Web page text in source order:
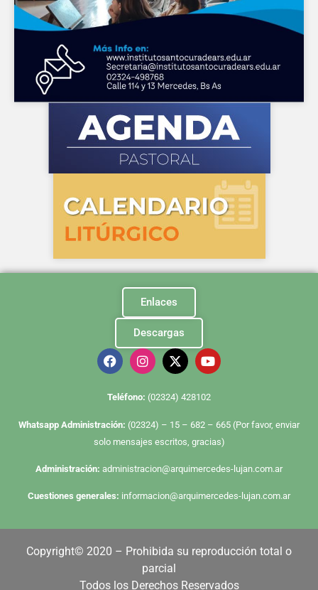
Enlaces
Descargas
Te léfono: (02324) 428102
Whatsapp Administración: (02324) – 15 – 682 – 665 (Por favor, enviar
solo mensajes escritos, gracias)
Administración: administracion@arquimercedes-lujan.com.ar
Cuestiones generales: informacion@arquimercedes-lujan.com.ar
Copyright© 2020 – Prohibida su reproducción total o
parcial
Todos los Derechos Reservados